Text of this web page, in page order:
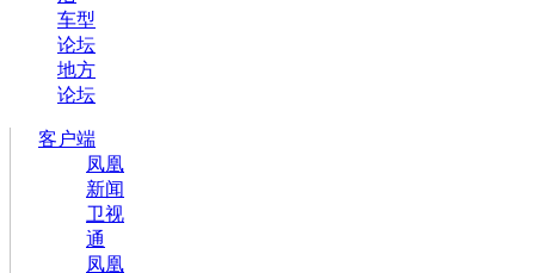
车型
论坛
地方
论坛
客户端
凤凰
新闻
卫视
通
凤凰